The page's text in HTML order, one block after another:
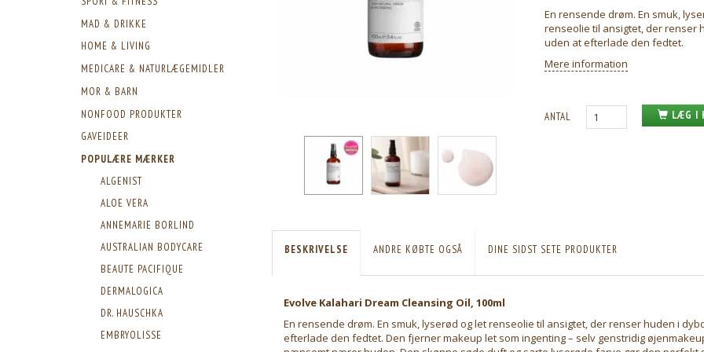
MAD & DRIKKE
HOME & LIVING
MEDICARE & NATURLÆGEMIDLER
MOR & BARN
NONFOOD PRODUKTER
GAVEIDEER
POPULÆRE MÆRKER
ALGENIST
ALOE VERA
ANNEMARIE BORLIND
AUSTRALIAN BODYCARE
BEAUTE PACIFIQUE
DERMALOGICA
DR. HAUSCHKA
EMBRYOLISSE
En rensende drøm. En smuk,
renseolie til ansigtet, der renser
uden at efterlade den fedtet.
Mere information
ANTAL LÆG I
BESKRIVELSE ANDRE KØBTE OGSÅ DINE SIDST SETE PRODUKTER
Evolve Kalahari Dream Cleansing Oil, 100ml
En rensende drøm. En smuk, lyserød og let renseolie til ansigtet, der renser huden i
efterlade den fedtet. Den fjerner makeup let som ingenting – selv genstridig